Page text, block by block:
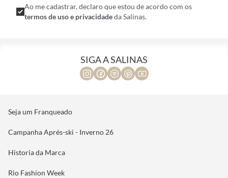
Ao me cadastrar, declaro que estou de acordo com os
termos de uso e privacidadeda Salinas.
SIGA A SALINAS
Seja um Franqueado
Campanha Aprés-ski - Inverno 26
Historia da Marca
Rio Fashion Week